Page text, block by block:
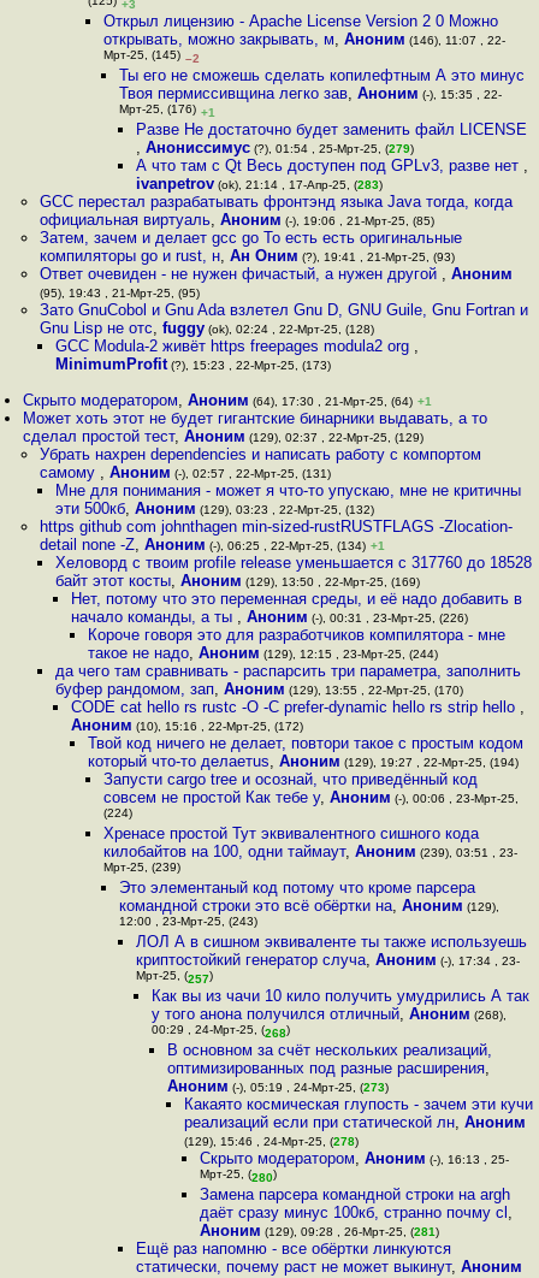
+3
Открыл лицензию - Apache License Version 2 0 Можно
открывать, можно закрывать, м, Аноним (146), 11:07 , 22-
Мрт-25, (145) –2
Ты его не сможешь сделать копилефтным А это минус
Твоя пермиссивщина легко зав,Аноним (-), 15:35 , 22-
Мрт-25, (176) +1
Разве Не достаточно будет заменить файл LICENSE
, Анониссимус(?), 01:54 , 25-Мрт-25, (279)
А что там с Qt Весь доступен под GPLv3, разве нет ,
ivanpetrov(ok), 21:14 , 17-Апр-25, (283)
GCC перестал разрабатывать фронтэнд языка Java тогда, когда
официальная виртуаль, Аноним (-), 19:06 , 21-Мрт-25, (85)
Затем, зачем и делает gcc go То есть есть оригинальные
компиляторы go и rust, н, Ан Оним (?), 19:41 , 21-Мрт-25, (93)
Ответ очевиден - не нужен фичастый, а нужен другой , Аноним
(95), 19:43 , 21-Мрт-25, (95)
Зато GnuCobol и Gnu Ada взлетел Gnu D, GNU Guile, Gnu Fortran и
Gnu Lisp не отс, fuggy(ok), 02:24 , 22-Мрт-25, (128)
GCC Modula-2 живёт https freepages modula2 org ,
MinimumProfit(?), 15:23 , 22-Мрт-25, (173)
Скрыто модератором,Аноним (64), 17:30 , 21-Мрт-25, (64) +1
Может хоть этот не будет гигантские бинарники выдавать, а то
сделал простой тест,Аноним (129), 02:37 , 22-Мрт-25, (129)
Убрать нахрен dependencies и написать работу с компортом
самому , Аноним (-), 02:57 , 22-Мрт-25, (131)
Мне для понимания - может я что-то упускаю, мне не критичны
эти 500кб, Аноним (129), 03:23 , 22-Мрт-25, (132)
https github com johnthagen min-sized-rustRUSTFLAGS -Zlocation-
detail none -Z, Аноним (-), 06:25 , 22-Мрт-25, (134) +1
Хеловорд с твоим profile release уменьшается с 317760 до 18528
байт этот косты, Аноним (129), 13:50 , 22-Мрт-25, (169)
Нет, потому что это переменная среды, и её надо добавить в
начало команды, а ты ,Аноним (-), 00:31 , 23-Мрт-25, (226)
Короче говоря это для разработчиков компилятора - мне
такое не надо, Аноним (129), 12:15 , 23-Мрт-25, (244)
да чего там сравнивать - распарсить три параметра, заполнить
буфер рандомом, зап, Аноним (129), 13:55 , 22-Мрт-25, (170)
CODE cat hello rs rustc -O -C prefer-dynamic hello rs strip hello ,
Аноним (10), 15:16 , 22-Мрт-25, (172)
Твой код ничего не делает, повтори такое с простым кодом
который что-то делаетus, Аноним (129), 19:27 , 22-Мрт-25, (194)
Запусти cargo tree и осознай, что приведённый код
совсем не простой Как тебе у, Аноним (-), 00:06 , 23-Мрт-25,
(224)
Хренасе простой Тут эквивалентного сишного кода
килобайтов на 100, одни таймаут, Аноним (239), 03:51 , 23-
Мрт-25, (239)
Это элементаный код потому что кроме парсера
командной строки это всё обёртки на,Аноним (129),
12:00 , 23-Мрт-25, (243)
ЛОЛ А в сишном эквиваленте ты также используешь
криптостойкий генератор случа, Аноним (-), 17:34 , 23-
Мрт-25, (257)
Как вы из чачи 10 кило получить умудрились А так
у того анона получился отличный, Аноним (268),
00:29 , 24-Мрт-25, (268)
В основном за счёт нескольких реализаций,
оптимизированных под разные расширения,
Аноним (-), 05:19 , 24-Мрт-25, (273)
Какаято космическая глупость - зачем эти кучи
реализаций если при статической лн, Аноним
(129), 15:46 , 24-Мрт-25, (278)
Скрыто модератором, Аноним (-), 16:13 , 25-
Мрт-25, (280)
Замена парсера командной строки на argh
даёт сразу минус 100кб, странно почму cl ,
Аноним (129), 09:28 , 26-Мрт-25, (281)
Ещё раз напомню - все обёртки линкуются
статически, почему раст не может выкинут, Аноним